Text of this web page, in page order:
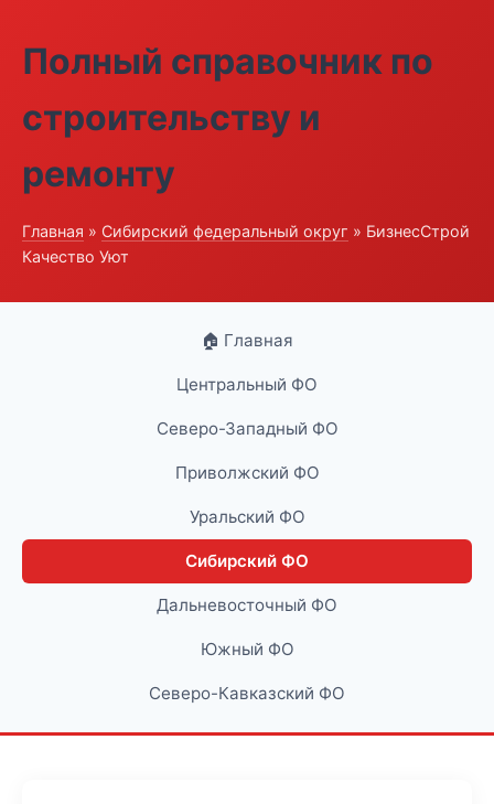
Полный справочник по
строительству и
ремонту
Главная » Сибирский федеральный округ » БизнесСтрой
Качество Уют
🏠 Главная
Центральный ФО
Северо-Западный ФО
Приволжский ФО
Уральский ФО
Сибирский ФО
Дальневосточный ФО
Южный ФО
Северо-Кавказский ФО